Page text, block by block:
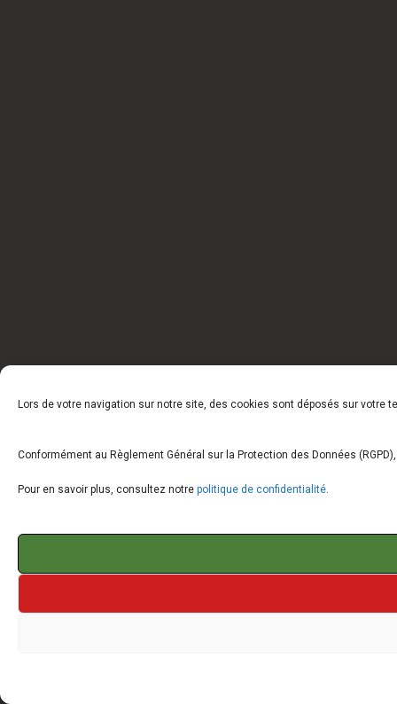
Lors de votre navigation sur notre site, des cookies sont déposés sur votre
Conformément au Règlement Général sur la Protection des Données
Pour en savoir plus, consultez notre politique de confidentialité.